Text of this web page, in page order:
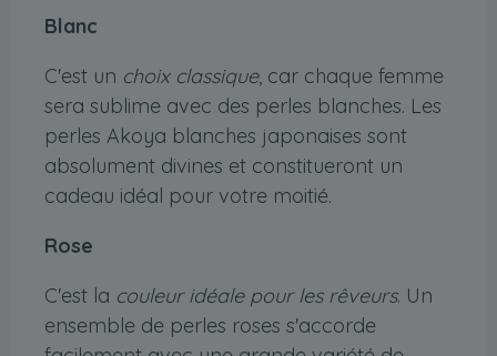
Blanc
C'est un choix classique, car chaque femme
sera sublime avec des perles blanches. Les
perles Akoya blanches japonaises sont
absolument divines et constitueront un
cadeau idéal pour votre moitié.
Rose
C'est la couleur idéale pour les rêveurs. Un
ensemble de perles roses s'accorde